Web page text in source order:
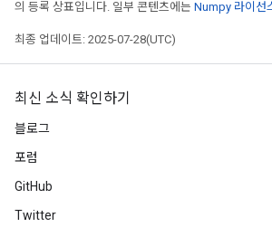
의 등록 상표입니다. 일부 콘텐츠에는 Numpy 라이선
최종 업데이트: 2025-07-28(UTC)
최신 소식 확인하기
블로그
포럼
GitHub
Twitter